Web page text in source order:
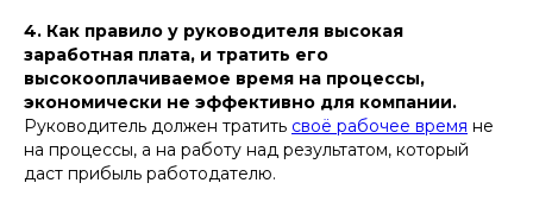
4. Как правило у руководителя высокая
заработная плата, и тратить его
высокооплачиваемое время на процессы,
экономически не эффективно для компании.
Руководитель должен тратить своё рабочее время не
на процессы, а на работу над результатом, который
даст прибыль работодателю.